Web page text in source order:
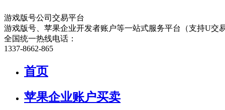
游戏版号公司交易平台
游戏版号、苹果企业开发者账户等一站式服务平台（支持U交
全国统一热线电话：
1337-8662-865
首页
苹果企业账户买卖